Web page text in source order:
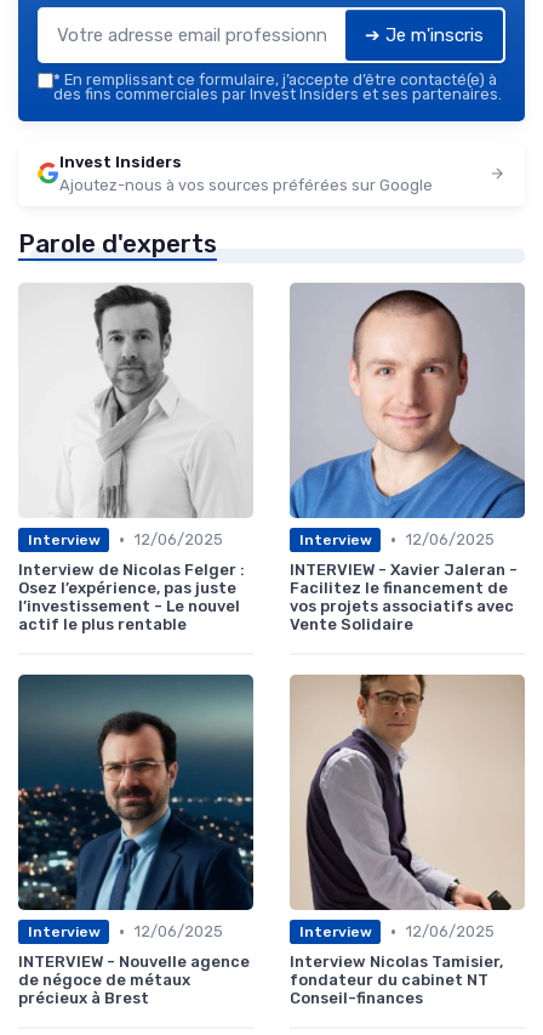
➔ Je m'inscris
* En remplissant ce formulaire, j’accepte d’être contacté(e) à
des fins commerciales par Invest Insiders et ses partenaires.
Invest Insiders
Ajoutez-nous à vos sources préférées sur Google
Parole d'experts
Interview • 12/06/2025
Interview de Nicolas Felger :
Osez l’expérience, pas juste
l’investissement - Le nouvel
actif le plus rentable
Interview • 12/06/2025
INTERVIEW - Xavier Jaleran -
Facilitez le financement de
vos projets associatifs avec
Vente Solidaire
Interview • 12/06/2025
INTERVIEW - Nouvelle agence
de négoce de métaux
précieux à Brest
Interview • 12/06/2025
Interview Nicolas Tamisier,
fondateur du cabinet NT
Conseil-finances